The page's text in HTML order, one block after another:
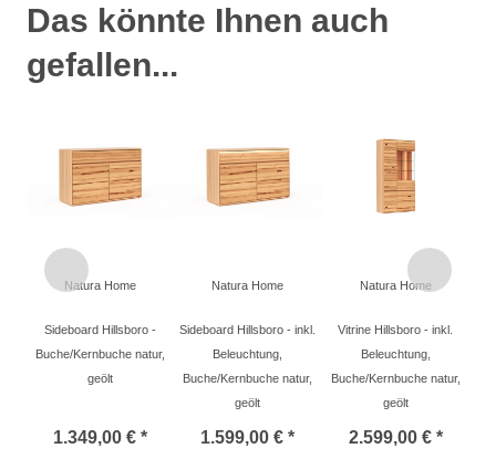
Das könnte Ihnen auch
gefallen...
Natura Home
Sideboard Hillsboro -
Buche/Kernbuche natur,
geölt
1.349,00 € *
Natura Home
Sideboard Hillsboro - inkl.
Beleuchtung,
Buche/Kernbuche natur,
geölt
1.599,00 € *
Natura Home
Vitrine Hillsboro - inkl.
Beleuchtung,
Buche/Kernbuche natur,
geölt
2.599,00 € *